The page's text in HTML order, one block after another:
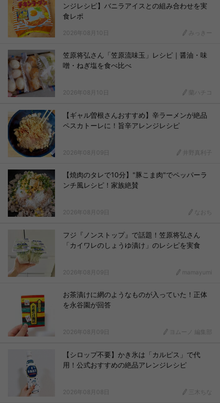
ンジレシピ】バニラアイスとの組み合わせを実
食レポ
2026年08月10日 みっきー
笠原将弘さん「笠原流味玉」レシピ｜醤油・味
噌・ねぎ塩を食べ比べ
2026年08月10日 蘭ハチコ
【ギャル曽根さんおすすめ】辛ラーメンが絶品
ペスカトーレに！旨辛アレンジレシピ
2026年08月09日 井野真利子
【焼肉のタレで10分】"豚こま肉"でペッパーラ
ンチ風レシピ！家族絶賛
2026年08月09日 なおち
フジ『ノンストップ』で話題！笠原将弘さん
「カイワレのしょうゆ漬け」のレシピを実食
2026年08月09日 mamayumi
お茶漬けに網のようなものが入っていた！正体
を永谷園が回答
2026年08月09日 ヨムーノ 編集部
【シロップ不要】かき氷は「カルピス」で代
用！公式おすすめの絶品アレンジレシピ
2026年08月08日 三木ちな